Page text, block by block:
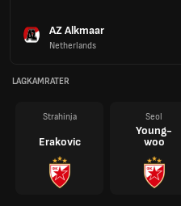
AZ Alkmaar
Netherlands
LAGKAMRATER
Strahinja
Erakovic
Seol
Young-
woo